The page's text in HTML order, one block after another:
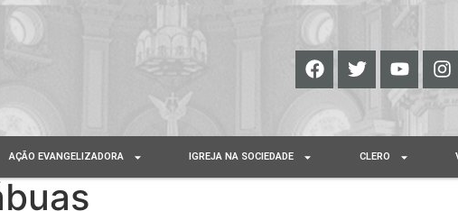
AÇÃO EVANGELIZADORA IGREJA NA SOCIEDADE CLERO